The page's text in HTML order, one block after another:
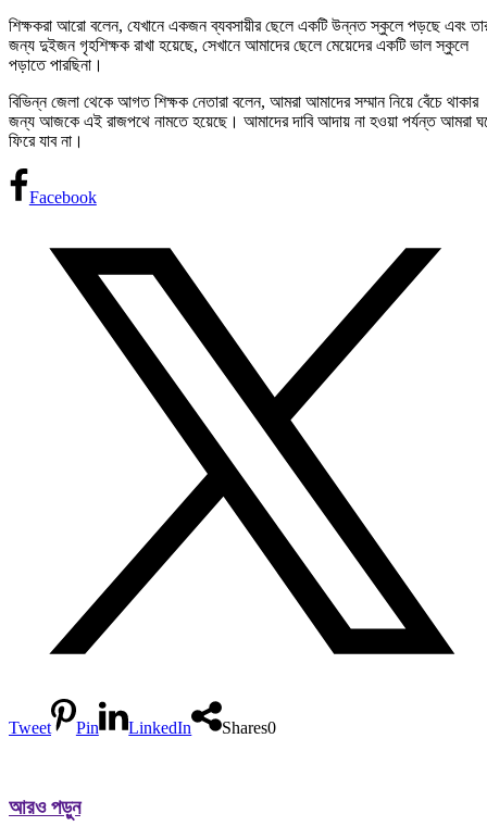
শিক্ষকরা আরো বলেন, যেখানে একজন ব্যবসায়ীর ছেলে একটি উন্নত স্কুলে পড়ছে এবং
জন্য দুইজন গৃহশিক্ষক রাখা হয়েছে, সেখানে আমাদের ছেলে মেয়েদের একটি ভাল স্কুলে
পড়াতে পারছিনা।
বিভিন্ন জেলা থেকে আগত শিক্ষক নেতারা বলেন, আমরা আমাদের সম্মান নিয়ে বেঁচে থাকার
জন্য আজকে এই রাজপথে নামতে হয়েছে। আমাদের দাবি আদায় না হওয়া পর্যন্ত আমরা
ফিরে যাব না।
Facebook
Tweet Pin LinkedIn Shares0
আরও পড়ুন